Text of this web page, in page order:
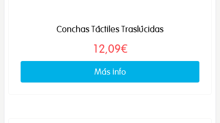
Conchas Táctiles Traslúcidas
12,09€
Más info